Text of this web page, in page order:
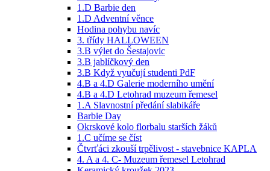
1.D Barbie den
1.D Adventní věnce
Hodina pohybu navíc
3. třídy HALLOWEEN
3.B výlet do Šestajovic
3.B jablíčkový den
3.B Když vyučují studenti PdF
4.B a 4.D Galerie moderního umění
4.B a 4.D Letohrad muzeum řemesel
1.A Slavnostní předání slabikáře
Barbie Day
Okrskové kolo florbalu starších žáků
1.C učíme se číst
Čtvrťáci zkouší trpělivost - stavebnice KAPLA
4. A a 4. C- Muzeum řemesel Letohrad